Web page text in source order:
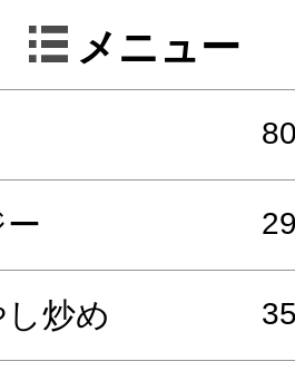
かに玉、春雨サ
、鶏肉の生姜焼
気軽に利用出来
っており、肉ま
メニュー
炒め